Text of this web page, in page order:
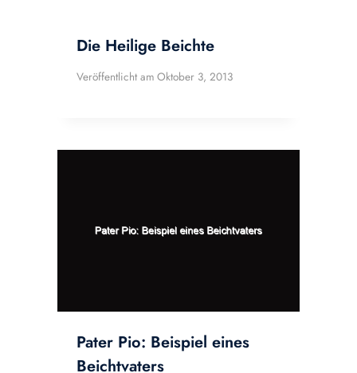
Die Heilige Beichte
Veröffentlicht am Oktober 3, 2013
Pater Pio: Beispiel eines
Beichtvaters